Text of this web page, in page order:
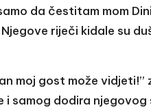
da čestitam mom
riječi kidale su
moj gost može
samog dodira njegovog